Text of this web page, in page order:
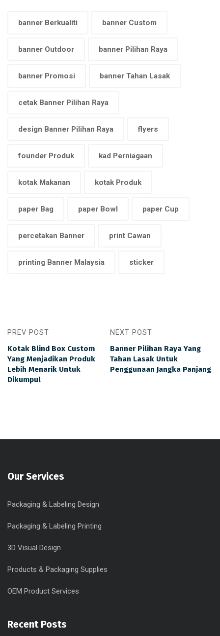
banner Berkualiti banner Custom
banner Outdoor banner Pilihan Raya
banner Promosi banner Tahan Lasak
cetak Banner Pilihan Raya
design Banner Pilihan Raya flyers
founder Produk kad Perniagaan
kotak Makanan kotak Produk
paper Bag paper Bowl paper Cup
percetakan Banner print Cawan
printing Banner Malaysia sticker
PREV POST
Kotak Blind Box Custom
Yang Menjadikan Produk
Lebih Menarik Untuk
Dikumpul
NEXT POST
Banner Pilihan Raya Yang
Tahan Lasak Untuk
Penggunaan Jangka Panjang
Our Services
Packaging & Labeling Design
Packaging & Labeling Printing
3D Visual Design
Products & Packaging Supplies
OEM Product Services
Recent Posts